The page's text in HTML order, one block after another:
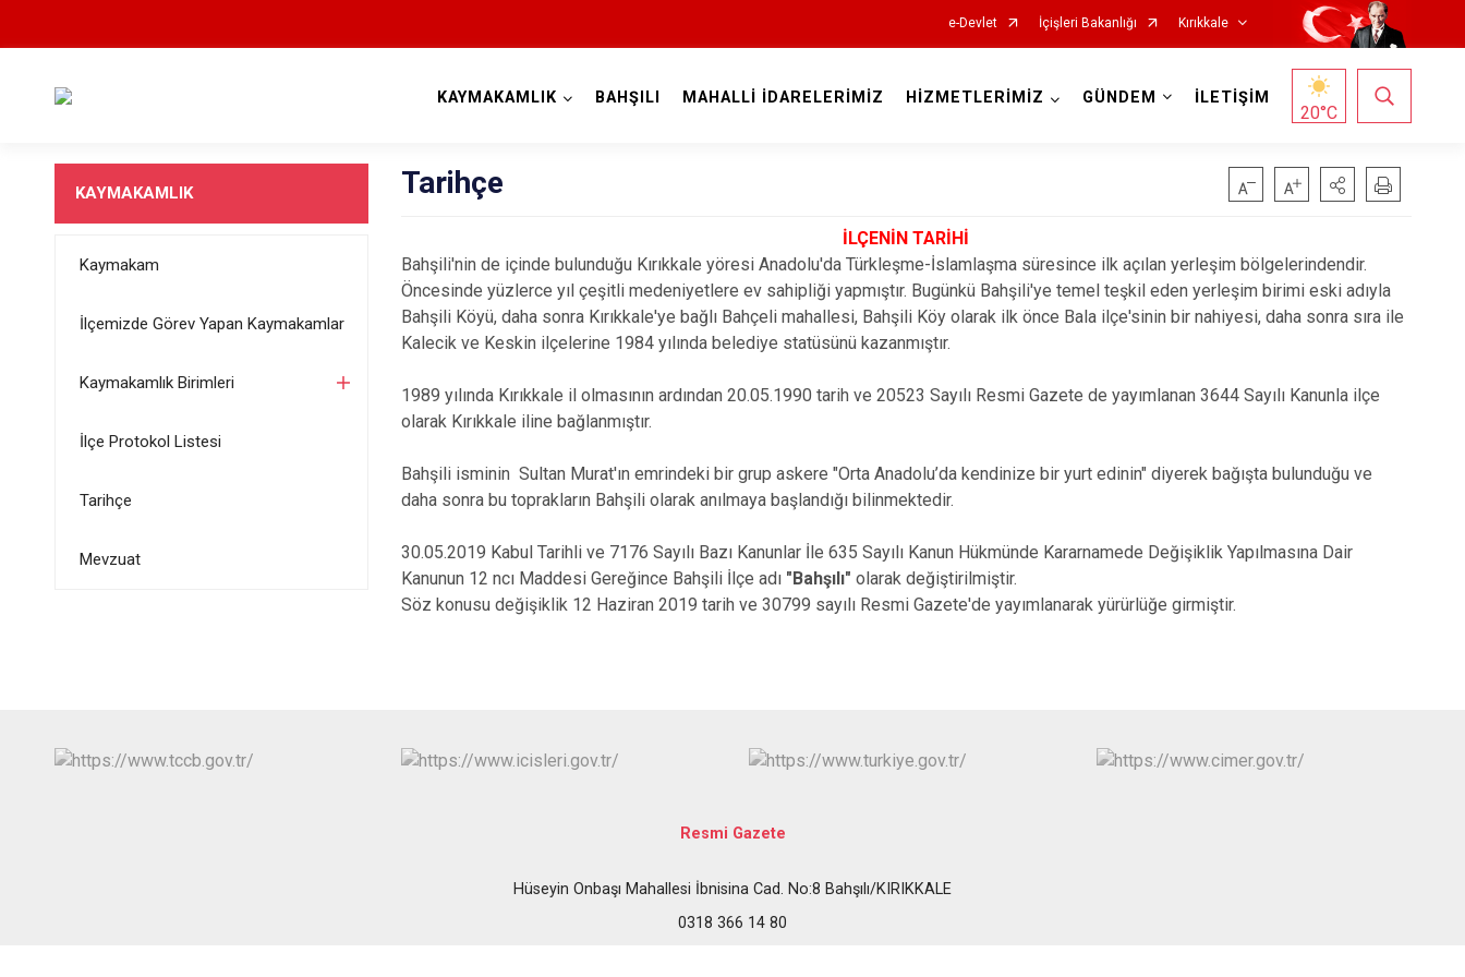
e-Devlet İçişleri Bakanlığı Kırıkkale
Bahşili
Çelebi
Karakeçili
Keskin
Sulakyurt
Yahşihan
KAYMAKAMLIK BAHŞILI MAHALLİ İDARELERİMİZ HİZMETLERİMİZ GÜNDEM İLETİŞİM
20°C
KAYMAKAMLIK
Kaymakam
İlçemizde Görev Yapan Kaymakamlar
Kaymakamlık Birimleri
İlçe Protokol Listesi
Tarihçe
Mevzuat
Tarihçe
İLÇENİN TARİHİ
Bahşili'nin de içinde bulunduğu Kırıkkale yöresi Anadolu'da Türkleşme-İslamlaşma süresince ilk açılan yerleşim bölgelerindendir.
Öncesinde yüzlerce yıl çeşitli medeniyetlere ev sahipliği yapmıştır. Bugünkü Bahşili'ye temel teşkil eden yerleşim birimi eski adıyla
Bahşili Köyü, daha sonra Kırıkkale'ye bağlı Bahçeli mahallesi, Bahşili Köy olarak ilk önce Bala ilçe'sinin bir nahiyesi, daha sonra sıra ile
Kalecik ve Keskin ilçelerine 1984 yılında belediye statüsünü kazanmıştır.
1989 yılında Kırıkkale il olmasının ardından 20.05.1990 tarih ve 20523 Sayılı Resmi Gazete de yayımlanan 3644 Sayılı Kanunla ilçe
olarak Kırıkkale iline bağlanmıştır.
Bahşili isminin Sultan Murat'ın emrindeki bir grup askere "Orta Anadolu’da kendinize bir yurt edinin" diyerek bağışta bulunduğu ve
daha sonra bu toprakların Bahşili olarak anılmaya başlandığı bilinmektedir.
30.05.2019 Kabul Tarihli ve 7176 Sayılı Bazı Kanunlar İle 635 Sayılı Kanun Hükmünde Kararnamede Değişiklik Yapılmasına Dair
Kanunun 12 ncı Maddesi Gereğince Bahşili İlçe adı "Bahşılı"olarak değiştirilmiştir.
Söz konusu değişiklik 12 Haziran 2019 tarih ve 30799 sayılı Resmi Gazete'de yayımlanarak yürürlüğe girmiştir.
Resmi Gazete
Hüseyin Onbaşı Mahallesi İbnisina Cad. No:8 Bahşılı/KIRIKKALE
0318 366 14 80